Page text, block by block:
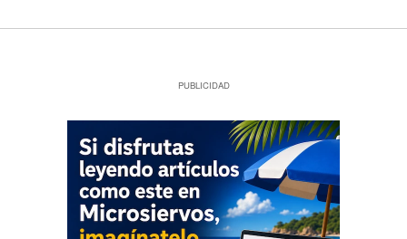
PUBLICIDAD